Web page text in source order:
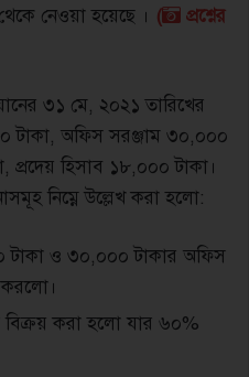
নেওয়া হয়েছে । (
প্রশ্নের
৩১ মে, ২০২১ তারিখের
টাকা, অফিস সরঞ্জাম ৩০,০০০
প্রদেয় হিসাব ১৮,০০০ টাকা।
নিম্নে উল্লেখ করা হলাে:
টাকা ও ৩০,০০০ টাকার অফিস
করা হলাে যার ৬০%